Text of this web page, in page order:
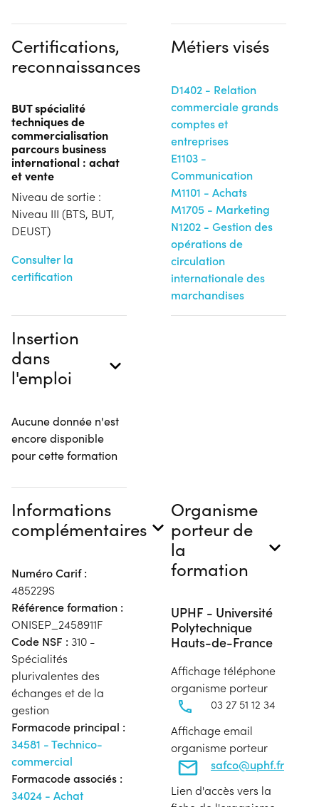
Certifications,
reconnaissances
BUT spécialité
techniques de
commercialisation
parcours business
international : achat
et vente
Niveau de sortie :
Niveau III (BTS, BUT,
DEUST)
Consulter la
certification
Métiers visés
D1402 - Relation
commerciale grands
comptes et
entreprises
E1103 -
Communication
M1101 - Achats
M1705 - Marketing
N1202 - Gestion des
opérations de
circulation
internationale des
marchandises
Insertion
dans
l'emploi
Aucune donnée n'est
encore disponible
pour cette formation
Informations
complémentaires
Numéro Carif :
485229S
Référence formation :
ONISEP_2458911F
Code NSF : 310 -
Spécialités
plurivalentes des
échanges et de la
gestion
Formacode principal :
34581 - Technico-
commercial
Formacode associés :
34024 - Achat
Organisme
porteur de
la
formation
UPHF - Université
Polytechnique
Hauts-de-France
Affichage téléphone
organisme porteur
03 27 51 12 34
Affichage email
organisme porteur
safco@uphf.fr
Lien d'accès vers la